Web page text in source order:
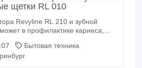
щетки RL 010
Revyline RL 210 и зубной
в профилактике кариеса,
удаляет налет с зубов без вреда
ирригатор смывает остатки
Бытовая техника